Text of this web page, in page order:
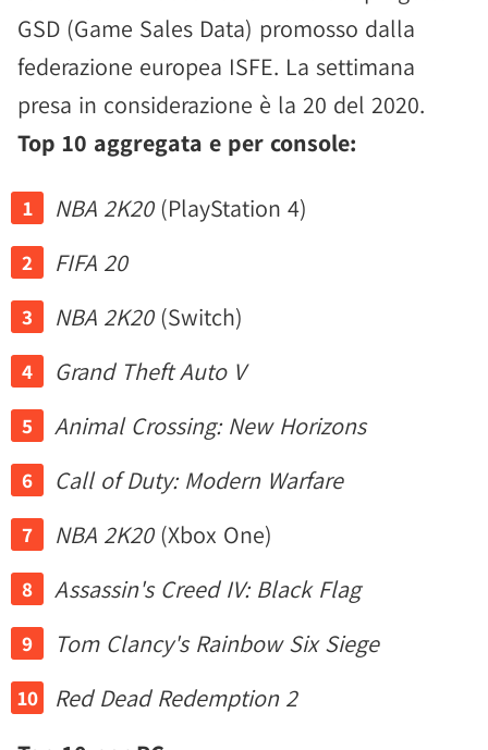
GSD (Game Sales Data) promosso dalla
federazione europea ISFE. La settimana
presa in considerazione è la 20 del 2020.
Top 10 aggregata e per console:
NBA 2K20 (PlayStation 4)
FIFA 20
NBA 2K20(Switch)
Grand Theft Auto V
Animal Crossing: New Horizons
Call of Duty: Modern Warfare
NBA 2K20(Xbox One)
Assassin's Creed IV: Black Flag
Tom Clancy's Rainbow Six Siege
Red Dead Redemption 2